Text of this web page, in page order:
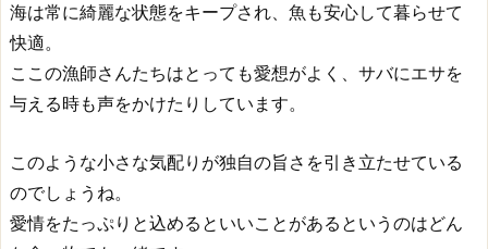
海は常に綺麗な状態をキープされ、魚も安心して暮らせて
快適。
ここの漁師さんたちはとっても愛想がよく、サバにエサを
与える時も声をかけたりしています。
このような小さな気配りが独自の旨さを引き立たせている
のでしょうね。
愛情をたっぷりと込めるといいことがあるというのはどん